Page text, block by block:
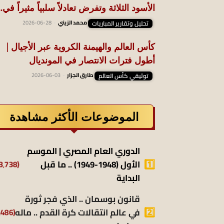
الأسود الثلاثة وتفرض تعادلاً سلبياً مثيراً
تحليل وتقارير المباريات محمد الزيني 2026-06-28
كأس العالم والهيمنة الكروية عبر الأجيال |
أطول فترات الانتصار في المونديال
توثيقي كأس العالم طارق الجزار 2026-06-03
الموضوعات الأكثر مشاهدة
الدوري العام المصري | الموسم
الأول (1948-1949) .. ما قبل
البداية
(13٬738)
قانون بوسمان .. الذي فجر ثورة
في عالم انتقالات كرة القدم .. ماله(9٬486)